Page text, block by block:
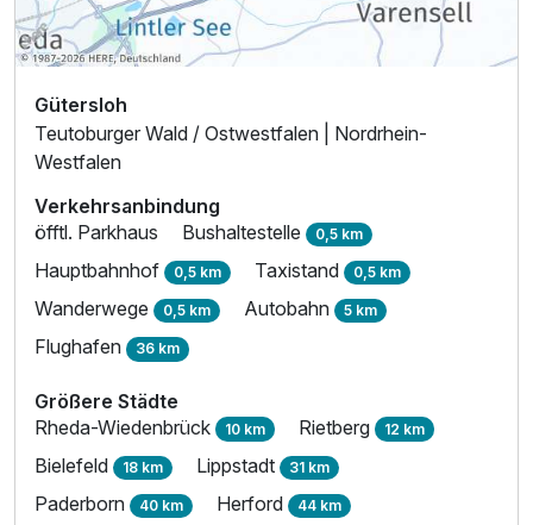
Einzelzimmer Economy
1 Erwachsenen
Gütersloh
Teutoburger Wald / Ostwestfalen | Nordrhein-
Westfalen
Verkehrsanbindung
öfftl. Parkhaus
Bushaltestelle 0,5 km
Hauptbahnhof 0,5 km Taxistand 0,5 km
Wanderwege 0,5 km Autobahn 5 km
Flughafen 36 km
Größere Städte
Rheda-Wiedenbrück 10 km Rietberg 12 km
Bielefeld 18 km Lippstadt 31 km
Paderborn 40 km Herford 44 km